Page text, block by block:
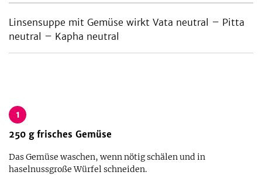
Linsensuppe mit Gemüse wirkt Vata neutral – Pitta
neutral – Kapha neutral
1
250 g frisches Gemüse
Das Gemüse waschen, wenn nötig schälen und in
haselnussgroße Würfel schneiden.